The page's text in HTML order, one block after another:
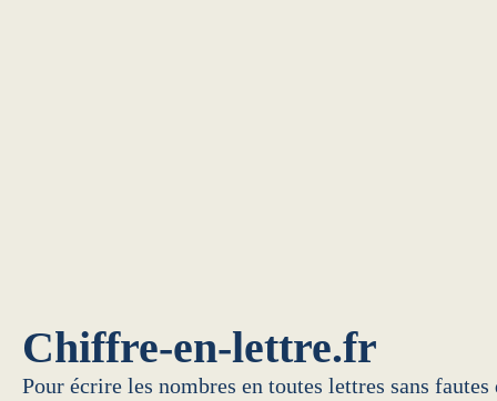
Chiffre-en-lettre.fr
Pour écrire les nombres en toutes lettres sans